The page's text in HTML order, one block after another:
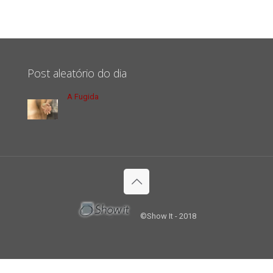
Post aleatório do dia
A Fugida
©Show It - 2018